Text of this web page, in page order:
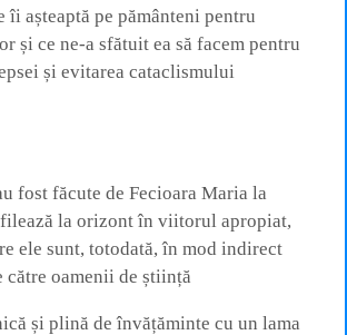
îi așteaptă pe pământeni pentru
și ce ne-a sfătuit ea să facem pentru
și evitarea cataclismului
fost făcute de Fecioara Maria la
la orizont în viitorul apropiat,
ele sunt, totodată, în mod indirect
către oamenii de știință
și plină de învățăminte cu un lama